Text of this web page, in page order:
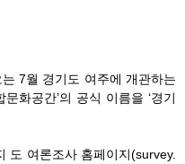
7월 경기도 여주에 개관하는
화공간’의 공식 이름을 ‘경기
도 여론조사 홈페이지(survey.